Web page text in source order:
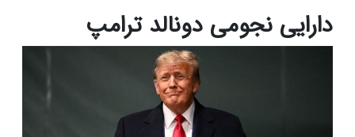
دارایی نجومی دونالد ترامپ